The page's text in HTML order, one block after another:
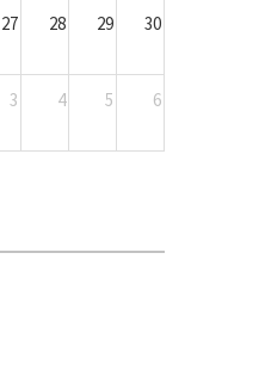
27 28 29 30
3 4 5 6